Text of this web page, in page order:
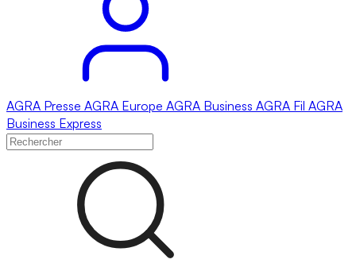
AGRA Presse AGRA Europe AGRA Business AGRA Fil AGRA
Business Express